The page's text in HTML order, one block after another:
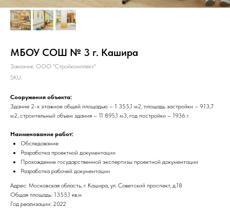
МБОУ СОШ № 3 г. Кашира
Заказчик: ООО "Стройкомплект"
SKU:
Сооружения объекта:
Здание 2-х этажное общей площадью – 1 355,1 м2, площадь застройки – 913,7
м2, строительный объем здания – 11 895,1 м3, год постройки – 1936 г.
Наименование работ:
Обследование
Разработка проектной документации
Прохождение государственной экспертизы проектной документации
Разработка рабочей документации
Адрес: Московская область, г. Кашира, ул. Советский проспект, д.18
Общая площадь: 1355,1 кв.м
Год реализации: 2022